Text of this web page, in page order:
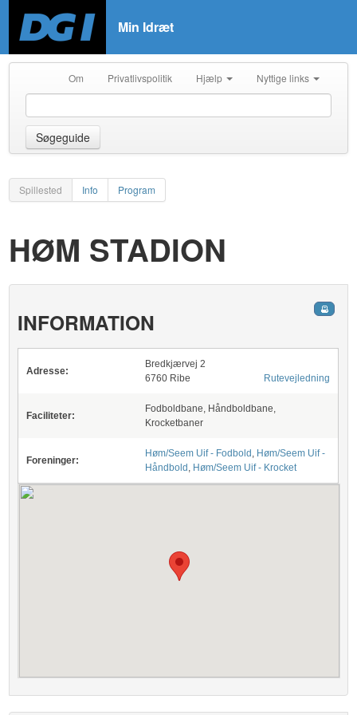
Min Idræt
Om Privatlivspolitik Hjælp Nyttige links
Søgeguide
Spillested Info Program
HØM STADION
INFORMATION
Adresse:
Bredkjærvej 2
6760 Ribe
Rutevejledning
Faciliteter:
Fodboldbane, Håndboldbane,
Krocketbaner
Foreninger:
Høm/Seem Uif - Fodbold , Høm/Seem Uif -
Håndbold , Høm/Seem Uif - Krocket